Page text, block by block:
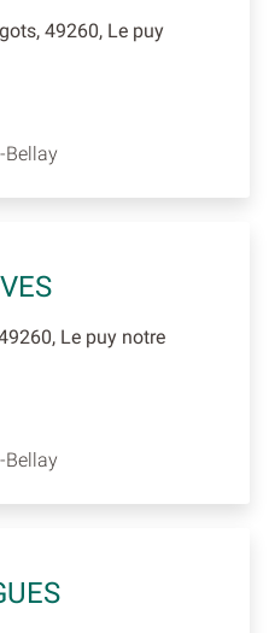
49260, Le puy
Bellay
Le puy notre
Bellay